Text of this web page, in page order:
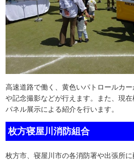
高速道路で働く、黄色いパトロールカ
や記念撮影などが行えます。また、現
パネル展示による紹介を行います。
枚方寝屋川消防組合
枚方市、寝屋川市の各消防署や出張所